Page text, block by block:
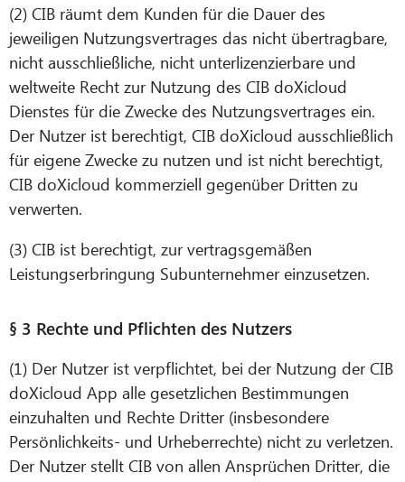
(2) CIB räumt dem Kunden für die Dauer des
jeweiligen Nutzungsvertrages das nicht übertragbare,
nicht ausschließliche, nicht unterlizenzierbare und
weltweite Recht zur Nutzung des CIB doXicloud
Dienstes für die Zwecke des Nutzungsvertrages ein.
Der Nutzer ist berechtigt, CIB doXicloud ausschließlich
für eigene Zwecke zu nutzen und ist nicht berechtigt,
CIB doXicloud kommerziell gegenüber Dritten zu
verwerten.
(3) CIB ist berechtigt, zur vertragsgemäßen
Leistungserbringung Subunternehmer einzusetzen.
§ 3 Rechte und Pflichten des Nutzers
(1) Der Nutzer ist verpflichtet, bei der Nutzung der CIB
doXicloud App alle gesetzlichen Bestimmungen
einzuhalten und Rechte Dritter (insbesondere
Persönlichkeits- und Urheberrechte) nicht zu verletzen.
Der Nutzer stellt CIB von allen Ansprüchen Dritter, die